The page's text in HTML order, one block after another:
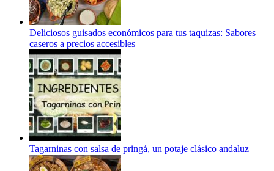
Deliciosos guisados económicos para tus taquizas: Sabores
caseros a precios accesibles
Tagarninas con salsa de pringá, un potaje clásico andaluz